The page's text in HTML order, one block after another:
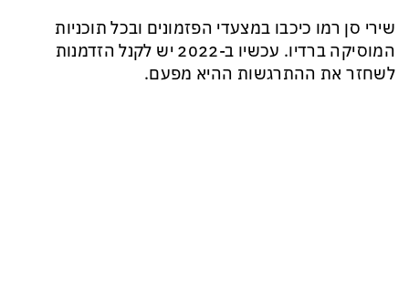
שירי סן רמו כיכבו במצעדי הפזמונים ובכל תוכניות
המוסיקה ברדיו. עכשיו ב-2022 יש לקנל הזדמנות
לשחזר את ההתרגשות ההיא מפעם.